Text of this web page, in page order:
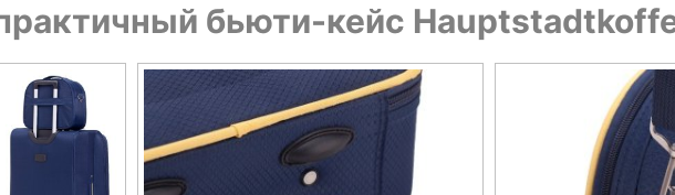
бьюти-кейс